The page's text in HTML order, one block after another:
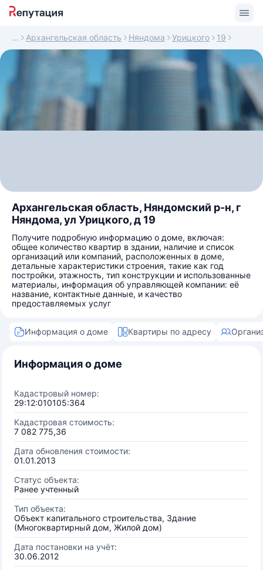
Архангельская область Няндома Урицкого 19
Архангельская область, Няндомский р-н, г
Няндома, ул Урицкого, д 19
Получите подробную информацию о доме, включая:
общее количество квартир в здании, наличие и список
организаций или компаний, расположенных в доме,
детальные характеристики строения, такие как год
постройки, этажность, тип конструкции и использованные
материалы, информация об управляющей компании: её
название, контактные данные, и качество
предоставляемых услуг
Информация о доме Квартиры по адресу
Информация о доме
Кадастровый номер:
29:12:010105:364
Кадастровая стоимость:
7 082 775,36
Дата обновления стоимости:
01.01.2013
Статус объекта:
Ранее учтенный
Тип объекта:
Объект капитального строительства, Здание
(Многоквартирный дом, Жилой дом)
Дата постановки на учёт:
30.06.2012